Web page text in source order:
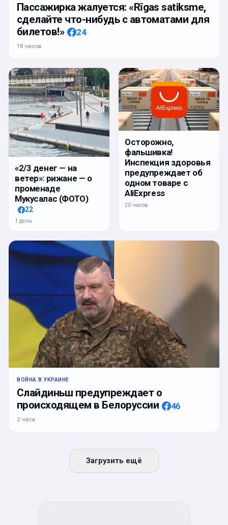
Пассажирка жалуется: «Rīgas satiksme,
сделайте что-нибудь с автоматами для
билетов!»
24
18 часов
«2/3 денег — на
ветер»: рижане — о
променаде
Мукусалас (ФОТО)
22
1 день
Осторожно,
фальшивка!
Инспекция здоровья
предупреждает об
одном товаре с
AliExpress
20 часов
ВОЙНА В УКРАИНЕ
Слайдиньш предупреждает о
происходящем в Белоруссии
46
2 часа
Загрузить ещё